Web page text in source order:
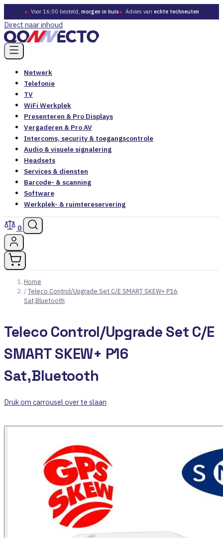
● Voor 16:00 besteld, morgen in huis● Advies van echte techneuten
Direct naar inhoud
Netwerk
Telefonie
TV
WiFi Werkplek
Presenteren & Pro Displays
Vergaderen & Pro AV
Intercoms, security & toegangscontrole
Audio & visuele signalering
Headsets
Services & diensten
Barcode- & scanning
Software
Werkplek- & ruimtereservering
0
Home
/ Teleco Control/Upgrade Set C/E SMART SKEW+ P16
Sat,Bluetooth
Teleco Control/Upgrade Set C/E
SMART SKEW+ P16
Sat,Bluetooth
Druk om carrousel over te slaan